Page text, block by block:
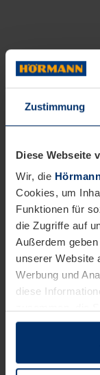
Zustimmung
Diese Webseite
Wir, die
Cookies, um
Funktionen für
die Zugriffe auf
Außerdem
unserer Website
Werbung und
diese
sie im Rahmen